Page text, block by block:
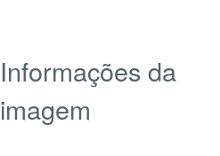
Informações da
imagem